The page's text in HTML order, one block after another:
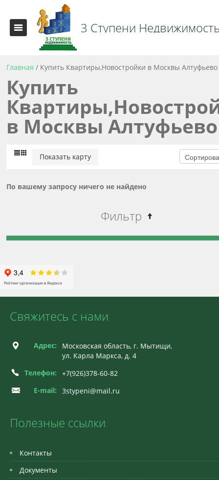
3 Ступени
Главная / Купить Квартиры,Новостройки в Москвы Алтуфьево
Купить
в Москвы Алтуфьево
Показать карту
По вашему запросу ничего не найдено
Фильтр
Свяжитесь с нами
Адрес:
Московская область, г. Мытищи,
ул. Карла Маркса, д. 4
Телефон:
+7(926)378-60-82
E-mail:
3stypeni@mail.ru
Полезные ссылки
Контакты
Документы